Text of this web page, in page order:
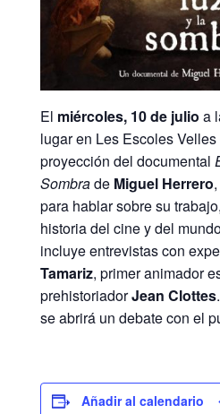
El miércoles, 10 de julio a
lugar en Les Escoles Velles
proyección del documental
Sombrade Miguel Herrero
para hablar sobre su
historia del cine y del
incluye entrevistas con
Tamariz, primer animador
prehistoriadorJean Clottes
se abrirá un debate con el
Añadir al calendario